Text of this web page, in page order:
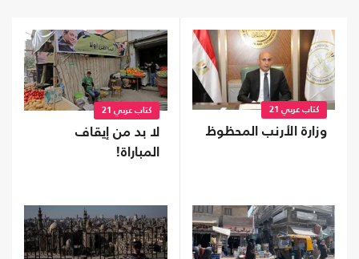
كتاب عربي 21
وزارة الأرنب المحظوظ
كتاب عربي 21
لا بد من إيقاف
المباراة!